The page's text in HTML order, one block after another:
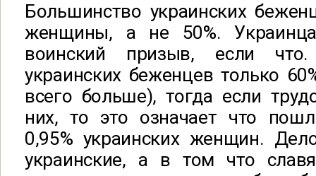
Большинство украинских
женщины, а не 50%.
воинский призыв, если
украинских беженцев только
всего больше), тогда если
них, то это означает что
0,95% украинских женщин.
украинские, а в том что